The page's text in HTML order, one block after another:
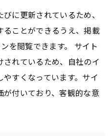
びに更新されているため、
ることができるうえ、掲載
を閲覧できます。 サイト
れているため、自社のイ
すくなっています。サイ
が付いており、客観的な意